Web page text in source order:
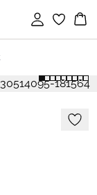
Einloggen